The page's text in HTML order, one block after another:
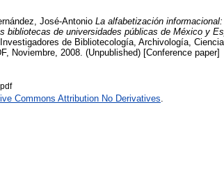
José-Antonio La alfabetización
bibliotecas de universidades públicas de México y
de Bibliotecología, Archivología,
Noviembre, 2008. (Unpublished) [Conference paper]
Commons Attribution No Derivatives